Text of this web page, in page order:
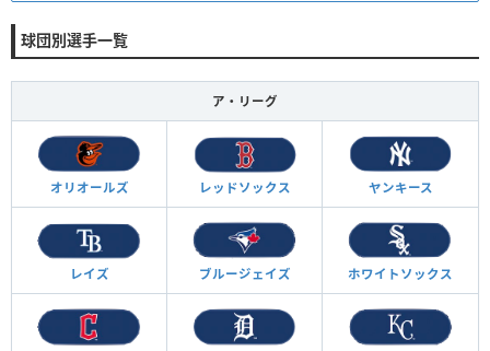
球団別選手一覧
ア・リーグ
オリオールズ レッドソックス ヤンキース
レイズ ブルージェイズ ホワイトソックス